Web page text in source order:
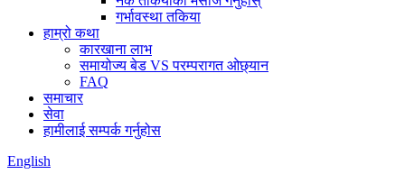
गर्भावस्था तकिया
हाम्रो कथा
कारखाना लाभ
समायोज्य बेड VS परम्परागत ओछ्यान
FAQ
समाचार
सेवा
हामीलाई सम्पर्क गर्नुहोस
English